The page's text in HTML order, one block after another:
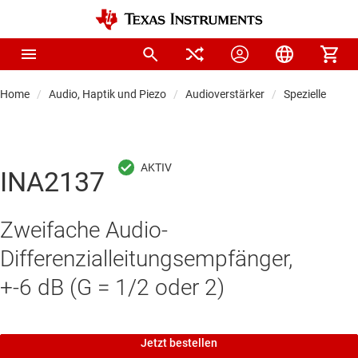
Home Audio, Haptik und Piezo Audioverstärker Spezielle
INA2137
Zweifache Audio-
Differenzialleitungsempfänger,
+-6 dB (G = 1/2 oder 2)
Jetzt bestellen